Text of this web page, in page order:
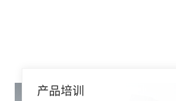
产品培训